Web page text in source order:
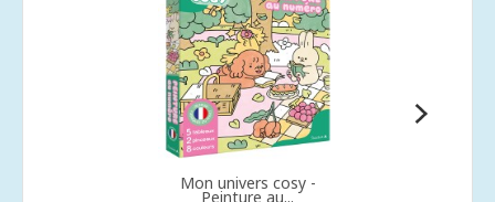
Mon univers cosy -
Peinture au...